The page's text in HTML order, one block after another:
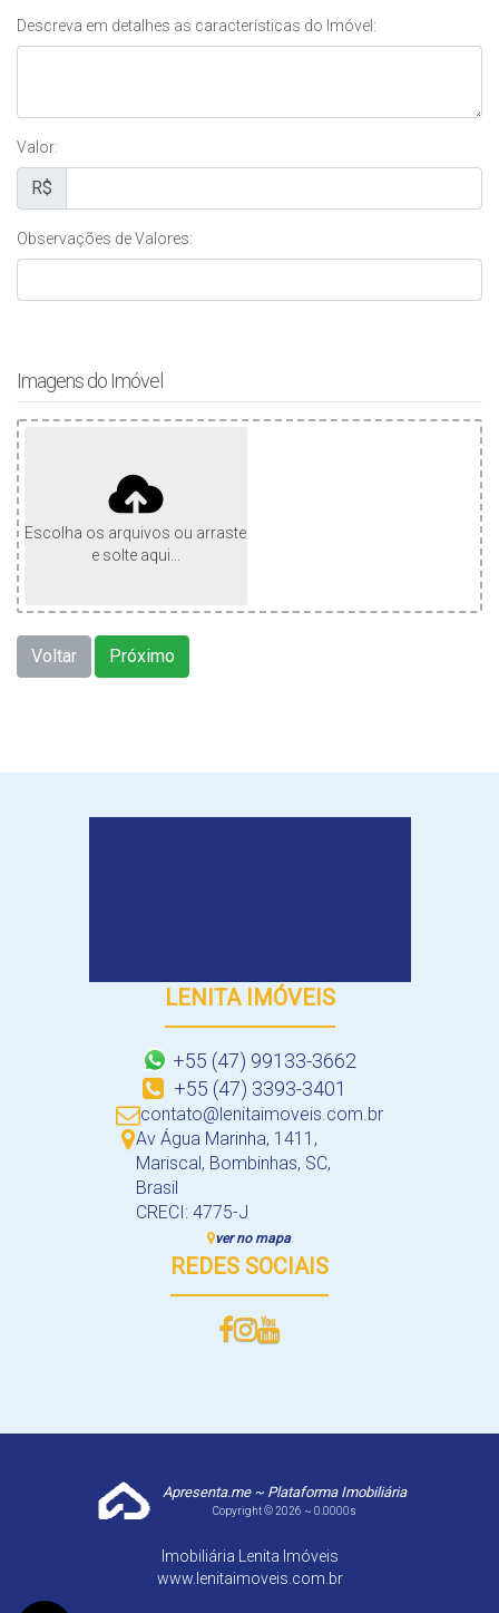
Descreva em detalhes as características do Imóvel:
Valor:
R$
Observações de Valores:
Imagens do Imóvel
Escolha os arquivos ou arraste
e solte aqui...
Voltar Próximo
LENITA IMÓVEIS
+55 (47) 99133-3662
+55 (47) 3393-3401
contato@lenitaimoveis.com.br
Av Água Marinha, 1411 ,
Mariscal, Bombinhas, SC,
Brasil
CRECI: 4775-J
ver no mapa
REDES SOCIAIS
Apresenta.me ~ Plataforma Imobiliária
Copyright © 2026 ~ 0.0000s
Imobiliária Lenita Imóveis
www.lenitaimoveis.com.br